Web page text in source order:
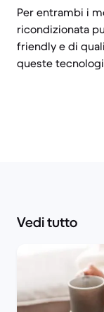
Per entrambi i
ricondizionata
friendly e di
queste
Vedi tutto